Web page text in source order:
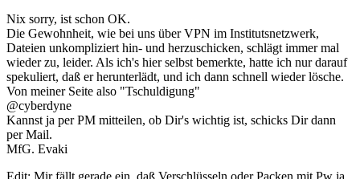
Nix sorry, ist schon OK.
Die Gewohnheit, wie bei uns über VPN im Institutsnetzwerk,
Dateien unkompliziert hin- und herzuschicken, schlägt immer mal
wieder zu, leider. Als ich's hier selbst bemerkte, hatte ich nur darauf
spekuliert, daß er herunterlädt, und ich dann schnell wieder lösche.
Von meiner Seite also "Tschuldigung"
@cyberdyne
Kannst ja per PM mitteilen, ob Dir's wichtig ist, schicks Dir dann
per Mail.
MfG. Evaki
Edit: Mir fällt gerade ein, daß Verschlüsseln oder Packen mit Pw ja